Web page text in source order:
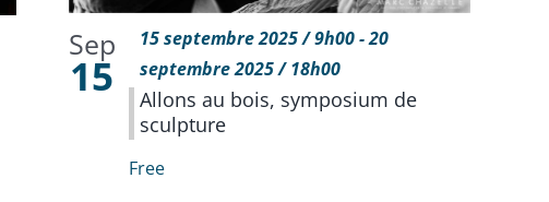
Sep
15
15 septembre 2025 / 9h00-20
septembre 2025 / 18h00
Allons au bois, symposium de
sculpture
Free